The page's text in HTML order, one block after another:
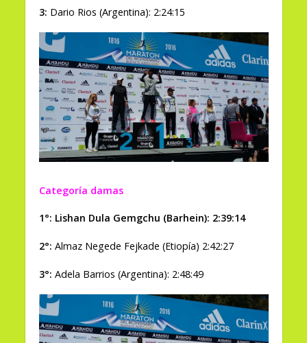
3: Dario Rios (Argentina): 2:24:15
Categoría damas
1°: Lishan Dula Gemgchu (Barhein): 2:39:14
2°: Almaz Negede Fejkade (Etiopía) 2:42:27
3°: Adela Barrios (Argentina): 2:48:49